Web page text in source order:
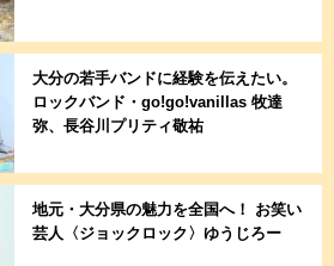
大分の若手バンドに経験を伝えたい。
ロックバンド・go!go!vanillas 牧達
弥、長谷川プリティ敬祐
地元・大分県の魅力を全国へ！ お笑い
芸人〈ジョックロック〉ゆうじろー